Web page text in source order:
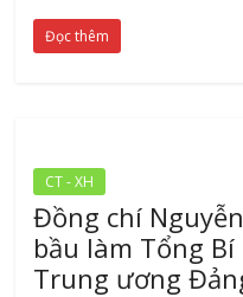
Đọc thêm
CT - XH
Đồng chí
bầu làm Tổng
Trung ương